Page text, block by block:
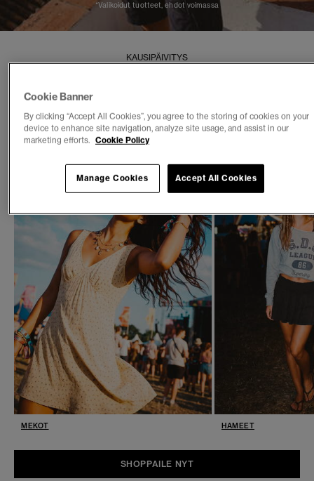
*Valikoidut tuotteet, ehdot voimassa
KAUSIPÄIVITYS
Ajaton, hienostunut ja selkeästi elegantti.
NAISET
MEKOT HAMEET
SHOPPAILE NYT
Cookie Banner
By clicking “Accept All Cookies”, you agree to the storing of cookies on your
device to enhance site navigation, analyze site usage, and assist in our
marketing efforts. Cookie Policy
Accept All Cookies
Manage Cookies